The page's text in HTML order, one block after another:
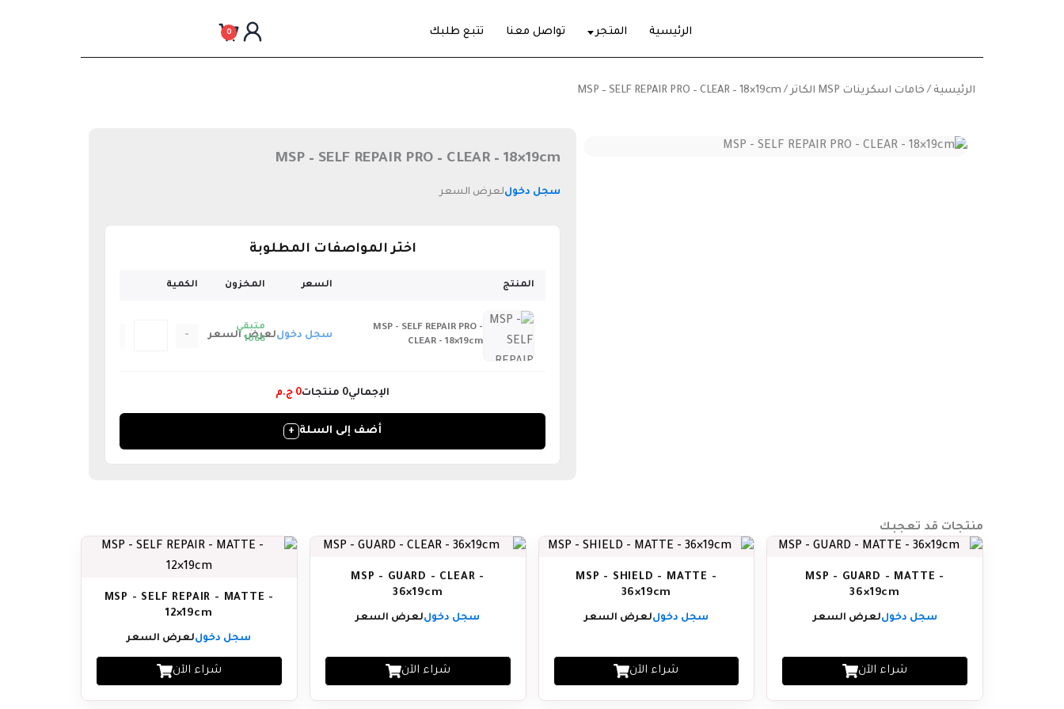
الرئيسية المتجر تواصل معنا تتبع طلبك 0
الرئيسية / خامات اسكرينات MSP الكاتر / MSP – SELF REPAIR PRO – CLEAR – 18×19cm
MSP – SELF REPAIR PRO – CLEAR – 18×19cm
سجل دخوللعرض السعر
اختر المواصفات المطلوبة
المنتج السعر المخزون الكمية
MSP - SELF REPAIR PRO -
CLEAR - 18×19cm
سجل دخوللعرض السعر
متبقي
1068
-
الإجمالي0 منتجات0 ج.م
أضف إلى السلة +
منتجات قد تعجبك
MSP - GUARD - MATTE -
36×19cm
سجل دخوللعرض السعر
شراء الآن
MSP - SHIELD - MATTE -
36×19cm
سجل دخوللعرض السعر
شراء الآن
MSP - GUARD - CLEAR -
36×19cm
سجل دخوللعرض السعر
شراء الآن
MSP - SELF REPAIR - MATTE -
12×19cm
سجل دخوللعرض السعر
شراء الآن